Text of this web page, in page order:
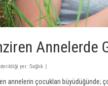
Annelerde
yer: Sağlık |
annelerin çocukları büyüdüğünde;